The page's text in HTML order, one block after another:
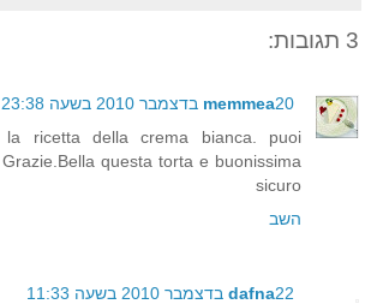
3 תגובות:
memmea20 בדצמבר 2010 בשעה 23:38
ricetta della crema bianca. puoi
questa torta e buonissima
sicuro
השב
dafna22 בדצמבר 2010 בשעה 11:33